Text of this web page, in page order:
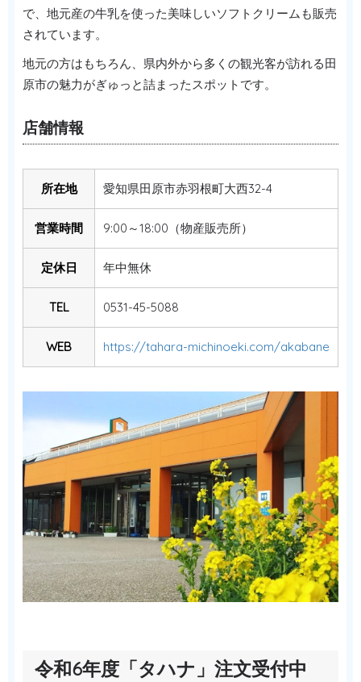
で、地元産の牛乳を使った美味しいソフトクリームも販売
されています。
地元の方はもちろん、県内外から多くの観光客が訪れる田
原市の魅力がぎゅっと詰まったスポットです。
店舗情報
所在地 愛知県田原市赤羽根町大西32-4
営業時間 9:00～18:00（物産販売所）
定休日 年中無休
TEL 0531-45-5088
WEB https://tahara-michinoeki.com/akabane
令和6年度「タハナ」注文受付中